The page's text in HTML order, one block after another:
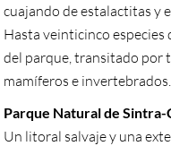
cuajando de estalactitas y
Hasta veinticinco
del parque, transitado por
mamíferos e invertebrados.
Parque Natural de Sintra-
Un litoral salvaje y una